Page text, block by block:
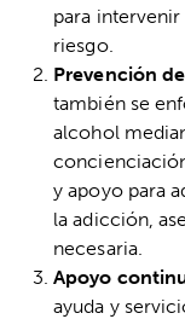
para intervenir
riesgo.
Prevención
también se
alcohol
y apoyo para
la adicción,
necesaria.
Apoyo
ayuda y